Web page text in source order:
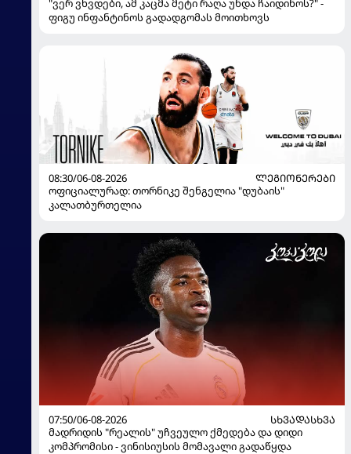
"ვერ ვხვდები, ამ კაცმა მეტი რაღა უნდა ჩაიდინოს?" -
ფიგუ ინფანტინოს გადადგომას მოითხოვს
08:30/06-08-2026
ᲚᲔᲒᲘᲝᲜᲔᲠᲔᲑᲘ
ოფიციალურად: თორნიკე შენგელია "დუბაის"
კალათბურთელია
07:50/06-08-2026
ᲡᲮᲕᲐᲓᲐᲡᲮᲕᲐ
მადრიდის "რეალის" უჩვეულო ქმედება და დიდი
კომპრომისი - ვინისიუსის მომავალი გადაწყდა